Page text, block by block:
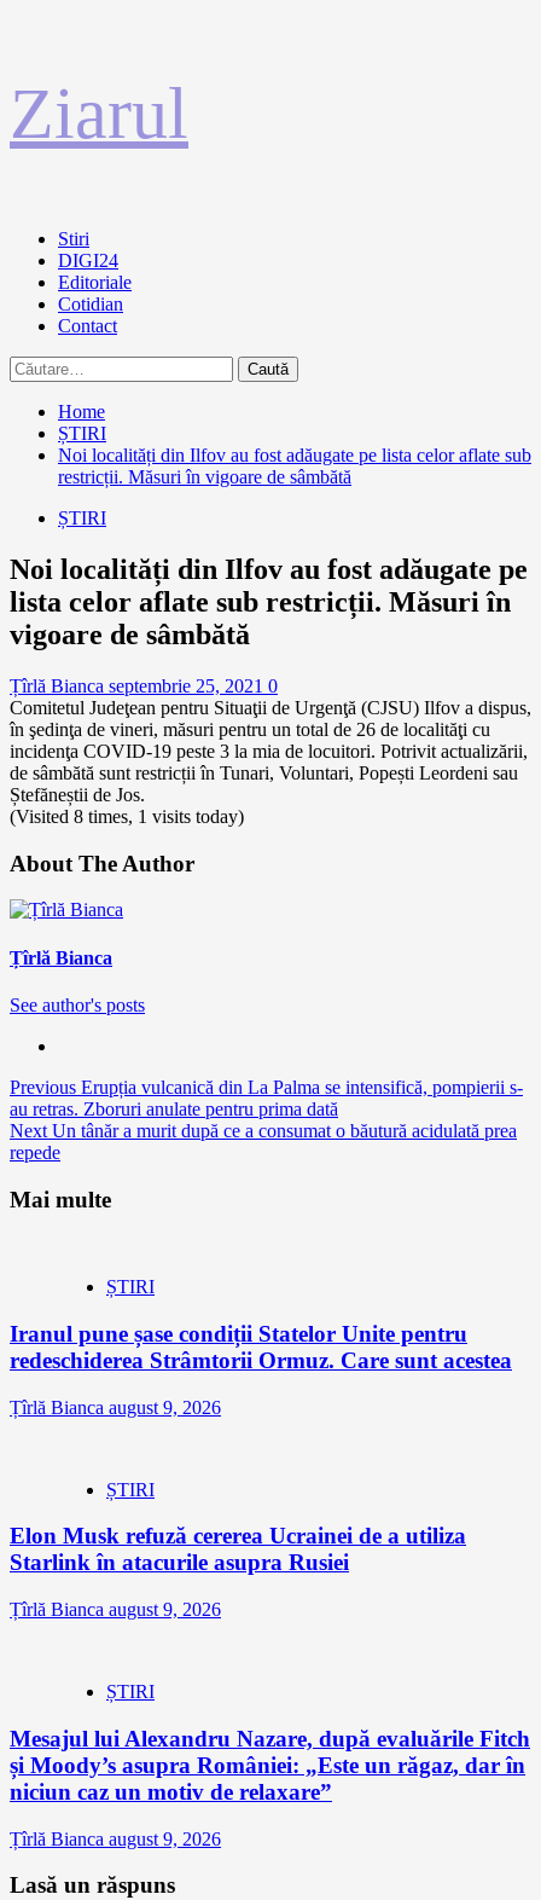
la
conținut
Ziarul
Primary
Menu
Stiri
DIGI24
Editoriale
Cotidian
Contact
Caută
după:
Home
ȘTIRI
Noi localități din Ilfov au fost adăugate pe lista celor aflate sub
restricții. Măsuri în vigoare de sâmbătă
ȘTIRI
Noi localități din Ilfov au fost adăugate pe
lista celor aflate sub restricții. Măsuri în
vigoare de sâmbătă
Țîrlă Bianca septembrie 25, 2021 0
Comitetul Judeţean pentru Situaţii de Urgenţă (CJSU) Ilfov a dispus,
în şedinţa de vineri, măsuri pentru un total de 26 de localităţi cu
incidenţa COVID-19 peste 3 la mia de locuitori. Potrivit actualizării,
de sâmbătă sunt restricții în Tunari, Voluntari, Popești Leordeni sau
Ștefăneștii de Jos.
(Visited 8 times, 1 visits today)
About The Author
Țîrlă Bianca
See author's posts
Continue
Reading
Previous Erupția vulcanică din La Palma se intensifică, pompierii s-
au retras. Zboruri anulate pentru prima dată
Next Un tânăr a murit după ce a consumat o băutură acidulată prea
repede
Mai multe
ȘTIRI
Iranul pune șase condiții Statelor Unite pentru
redeschiderea Strâmtorii Ormuz. Care sunt acestea
Țîrlă Bianca august 9, 2026
ȘTIRI
Elon Musk refuză cererea Ucrainei de a utiliza
Starlink în atacurile asupra Rusiei
Țîrlă Bianca august 9, 2026
ȘTIRI
Mesajul lui Alexandru Nazare, după evaluările Fitch
și Moody’s asupra României: „Este un răgaz, dar în
niciun caz un motiv de relaxare”
Țîrlă Bianca august 9, 2026
Lasă un răspuns